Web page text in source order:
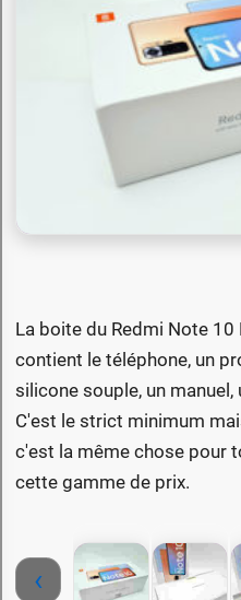
La boite du Redmi Note
contient le téléphone, un
silicone souple, un manuel,
C'est le strict minimum
c'est la même chose pour
cette gamme de prix.
‹